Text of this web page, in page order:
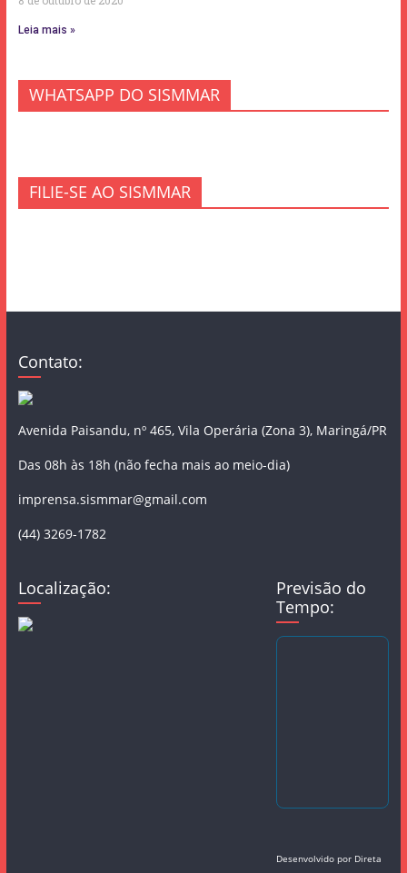
Leia mais »
WHATSAPP DO SISMMAR
FILIE-SE AO SISMMAR
Contato:
Avenida Paisandu, nº 465, Vila Operária (Zona 3), Maringá/PR
Das 08h às 18h (não fecha mais ao meio-dia)
imprensa.sismmar@gmail.com
(44) 3269-1782
Localização:
Previsão do
Tempo:
Desenvolvido por Direta